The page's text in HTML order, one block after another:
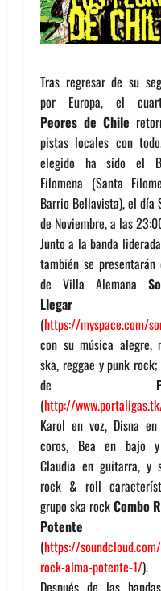
Tras regresar de su
por Europa, el
Peores de Chile
pistas locales con
elegido ha sido el
Filomena (Santa
Barrio Bellavista), el día
de Noviembre, a las
Junto a la banda
también se
de Villa Alemana
Llegar
(https://myspace.com/
con su música alegre,
ska, reggae y punk
de
(http://
Karol en voz, Disna
coros, Bea en bajo
Claudia en guitarra, y
rock & roll
grupo ska rockCombo
Potente
(https://
rock-alma-potente-1/).
Después de las